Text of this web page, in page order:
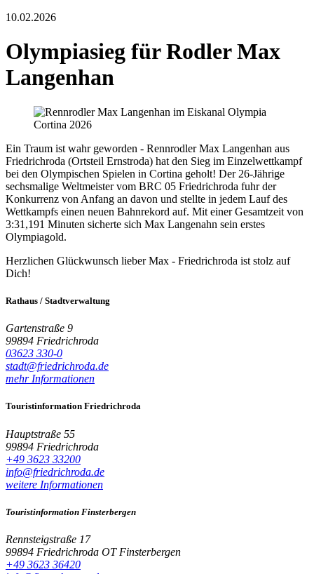
10.02.2026
Olympiasieg für Rodler Max
Langenhan
Ein Traum ist wahr geworden - Rennrodler Max Langenhan aus
Friedrichroda (Ortsteil Ernstroda) hat den Sieg im Einzelwettkampf
bei den Olympischen Spielen in Cortina geholt! Der 26-Jährige
sechsmalige Weltmeister vom BRC 05 Friedrichroda fuhr der
Konkurrenz von Anfang an davon und stellte in jedem Lauf des
Wettkampfs einen neuen Bahnrekord auf. Mit einer Gesamtzeit von
3:31,191 Minuten sicherte sich Max Langenahn sein erstes
Olympiagold.
Herzlichen Glückwunsch lieber Max - Friedrichroda ist stolz auf
Dich!
Rathaus / Stadtverwaltung
Gartenstraße 9
99894 Friedrichroda
03623 330-0
stadt@friedrichroda.de
mehr Informationen
Touristinformation Friedrichroda
Hauptstraße 55
99894 Friedrichroda
+49 3623 33200
info@friedrichroda.de
weitere Informationen
Touristinformation Finsterbergen
Rennsteigstraße 17
99894 Friedrichroda OT Finsterbergen
+49 3623 36420